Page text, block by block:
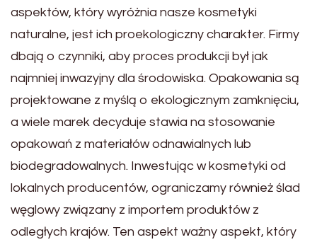
aspektów, który wyróżnia nasze kosmetyki
naturalne, jest ich proekologiczny charakter. Firmy
dbają o czynniki, aby proces produkcji był jak
najmniej inwazyjny dla środowiska. Opakowania są
projektowane z myślą o ekologicznym zamknięciu,
a wiele marek decyduje stawia na stosowanie
opakowań z materiałów odnawialnych lub
biodegradowalnych. Inwestując w kosmetyki od
lokalnych producentów, ograniczamy również ślad
węglowy związany z importem produktów z
odległych krajów. Ten aspekt ważny aspekt, który